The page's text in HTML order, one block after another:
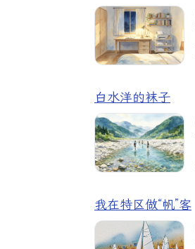
白水洋的袜子
我在特区做“帆”客